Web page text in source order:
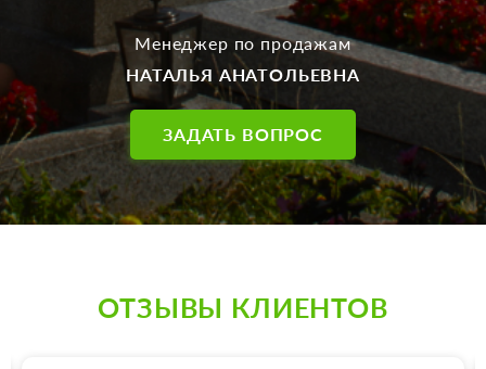
Менеджер по продажам
НАТАЛЬЯ АНАТОЛЬЕВНА
ЗАДАТЬ ВОПРОС
ОТЗЫВЫ КЛИЕНТОВ